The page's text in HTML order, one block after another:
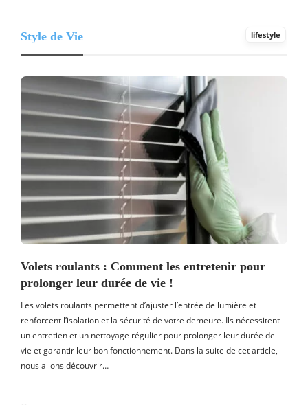
Style de Vie lifestyle
Volets roulants : Comment les entretenir pour
prolonger leur durée de vie !
Les volets roulants permettent d’ajuster l’entrée de lumière et
renforcent l’isolation et la sécurité de votre demeure. Ils nécessitent
un entretien et un nettoyage régulier pour prolonger leur durée de
vie et garantir leur bon fonctionnement. Dans la suite de cet article,
nous allons découvrir…